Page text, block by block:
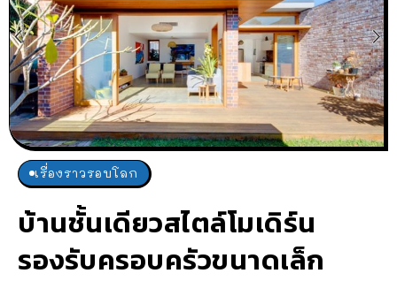
เรื่องราวรอบโลก
บ้านชั้นเดียวสไตล์โมเดิร์น
รองรับครอบครัวขนาดเล็ก